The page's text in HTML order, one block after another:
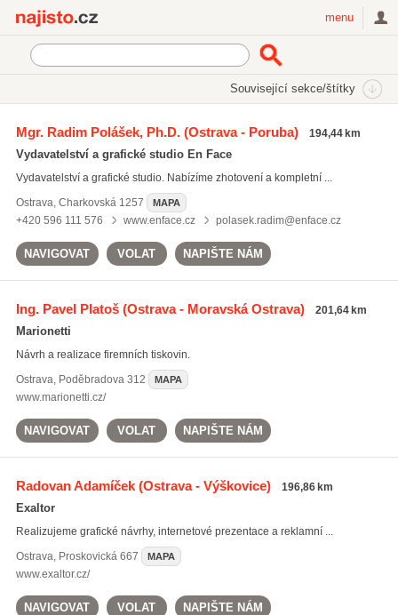
menu
Související sekce/štítky
DTP služby(312)
grafické návrhy(2572)
Všechny související štítky
Mgr. Radim Polášek, Ph.D.(Ostrava - Poruba) 194,44 km
Vydavatelství a grafické studio En Face
Vydavatelství a grafické studio. Nabízíme zhotovení a kompletní ...
Ostrava, Charkovská 1257 MAPA
+420 596 111 576 www.enface.cz polasek.radim@enface.cz
NAVIGOVAT VOLAT NAPIŠTE NÁM
Ing. Pavel Platoš(Ostrava - Moravská Ostrava) 201,64 km
Marionetti
Návrh a realizace firemních tiskovin.
Ostrava, Poděbradova 312 MAPA
www.marionetti.cz/
NAVIGOVAT VOLAT NAPIŠTE NÁM
Radovan Adamíček(Ostrava - Výškovice) 196,86 km
Exaltor
Realizujeme grafické návrhy, internetové prezentace a reklamní ...
Ostrava, Proskovická 667 MAPA
www.exaltor.cz/
NAVIGOVAT VOLAT NAPIŠTE NÁM